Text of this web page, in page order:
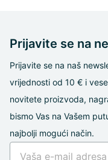
Prijavite se na
Prijavite se na naš
vrijednosti od 10 € i
novitete proizvoda,
bismo Vas na Vašem
najbolji mogući način.